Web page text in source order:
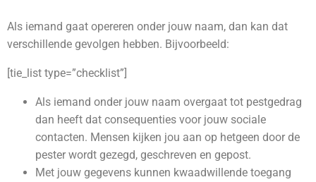
Als iemand gaat opereren onder jouw naam, dan kan dat
verschillende gevolgen hebben. Bijvoorbeeld:
[tie_list type=”checklist”]
Als iemand onder jouw naam overgaat tot pestgedrag
dan heeft dat consequenties voor jouw sociale
contacten. Mensen kijken jou aan op hetgeen door de
pester wordt gezegd, geschreven en gepost.
Met jouw gegevens kunnen kwaadwillende toegang